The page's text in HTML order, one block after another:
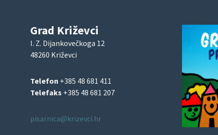
Grad Križevci
I. Z. Dijankovečkoga 12
48260 Križevci
Telefon +385 48 681 411
Telefaks +385 48 681 207
pisarnica@krizevci.hr